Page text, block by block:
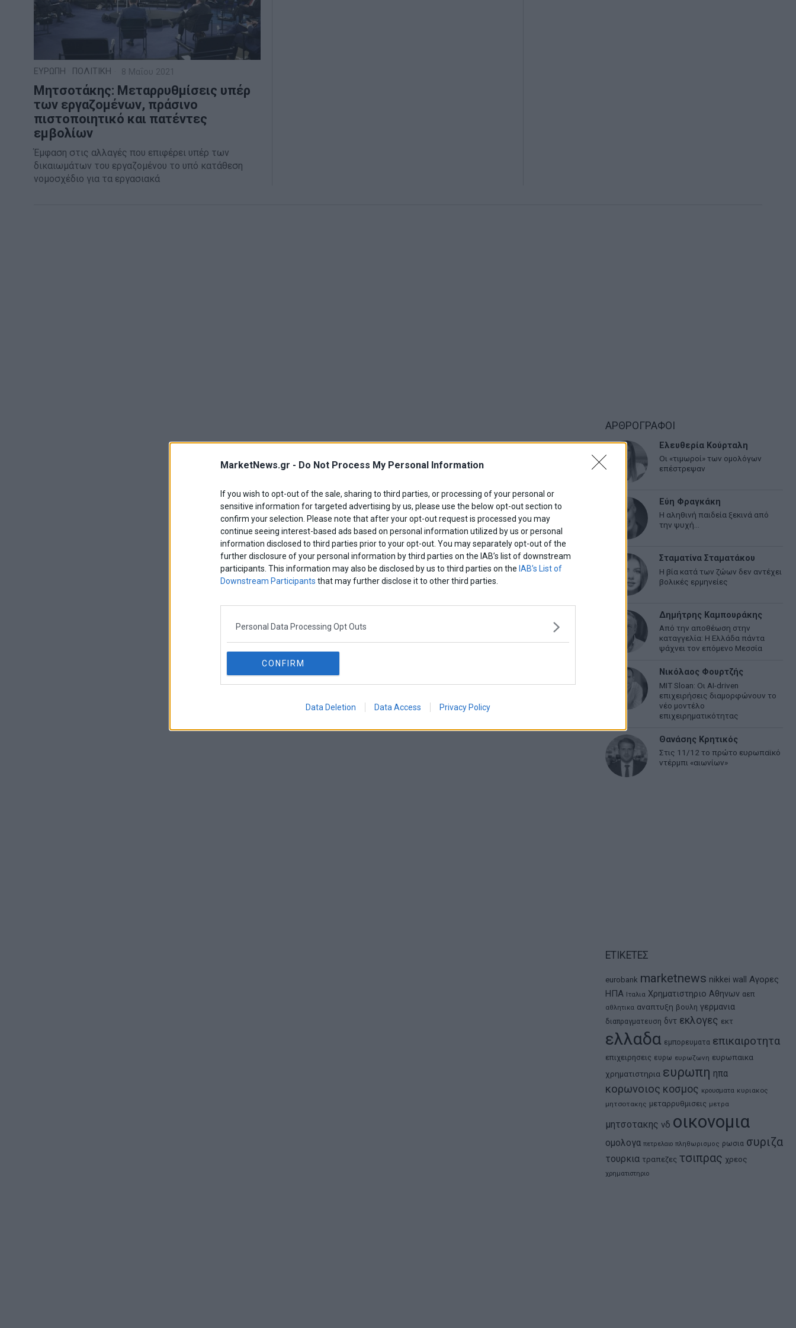
MarketNews.gr - Do Not Process My Personal Information
If you wish to opt-out of the sale, sharing to third parties, or processing of your personal or
sensitive information for targeted advertising by us, please use the below opt-out section to
confirm your selection. Please note that after your opt-out request is processed you may
continue seeing interest-based ads based on personal information utilized by us or personal
information disclosed to third parties prior to your opt-out. You may separately opt-out of the
further disclosure of your personal information by third parties on the IAB’s list of downstream
participants. This information may also be disclosed by us to third parties on the IAB’s List of
Downstream Participants that may further disclose it to other third parties.
Personal Data Processing Opt Outs
CONFIRM
Data Deletion Data Access Privacy Policy
ΕΥΡΩΠΗ ΠΟΛΙΤΙΚΗ 8 Μαΐου 2021
Μητσοτάκης: Μεταρρυθμίσεις υπέρ
των εργαζομένων, πράσινο
πιστοποιητικό και πατέντες
εμβολίων
Έμφαση στις αλλαγές που επιφέρει υπέρ των
δικαιωμάτων του εργαζομένου το υπό κατάθεση
νομοσχέδιο για τα εργασιακά
ΑΡΘΡΟΓΡΑΦΟΙ
Ελευθερία Κούρταλη
Οι «τιμωροί» των ομολόγων
επέστρεψαν
Εύη Φραγκάκη
Η αληθινή παιδεία ξεκινά από
την ψυχή…
Σταματίνα Σταματάκου
Η βία κατά των ζώων δεν αντέχει
βολικές ερμηνείες
Δημήτρης Καμπουράκης
Από την αποθέωση στην
καταγγελία: Η Ελλάδα πάντα
ψάχνει τον επόμενο Μεσσία
Νικόλαος Φουρτζής
MIT Sloan: Οι AI-driven
επιχειρήσεις διαμορφώνουν το
νέο μοντέλο
επιχειρηματικότητας
Θανάσης Κρητικός
Στις 11/12 το πρώτο ευρωπαϊκό
ντέρμπι «αιωνίων»
ΕΤΙΚΕΤΕΣ
eurobank marketnews nikkei wall
Αγορες
ΗΠΑ Ιταλια Χρηματιστηριο Αθηνων αεπ
αθλητικα αναπτυξη βουλη γερμανια
διαπραγματευση δντ εκλογες εκτ
ελλαδα εμπορευματα επικαιροτητα
επιχειρησεις ευρω ευρωζωνη ευρωπαικα
χρηματιστηρια ευρωπη ηπα
κορωνοιος κοσμος κρουσματα κυριακος
μητσοτακης μεταρρυθμισεις μετρα
μητσοτακης νδ οικονομια
ομολογα πετρελαιο πληθωρισμος ρωσια συριζα
τουρκια τραπεζες τσιπρας χρεος
χρηματιστηριο